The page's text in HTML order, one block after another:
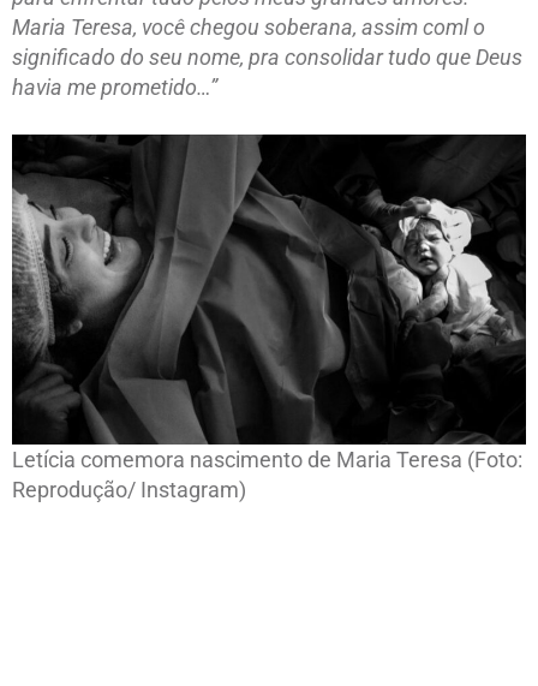
Maria Teresa, você chegou soberana, assim coml o
significado do seu nome, pra consolidar tudo que Deus
havia me prometido…”
Letícia comemora nascimento de Maria Teresa (Foto:
Reprodução/ Instagram)